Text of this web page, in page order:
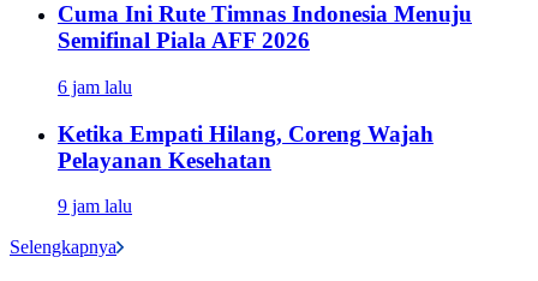
Cuma Ini Rute Timnas Indonesia Menuju
Semifinal Piala AFF 2026
6 jam lalu
Ketika Empati Hilang, Coreng Wajah
Pelayanan Kesehatan
9 jam lalu
Selengkapnya